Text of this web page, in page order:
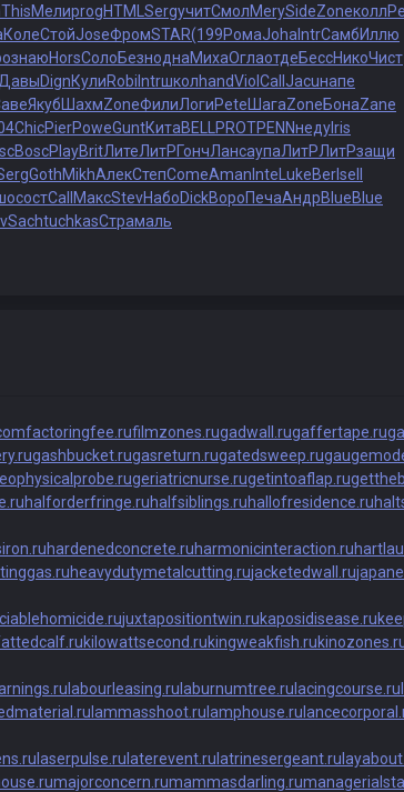
ThisМелиprogHTML SergучитСмолMerySideZoneколл
КолеСтойJoseФромSTAR(199РомаJoha IntrСамбИллю
знаюHorsСолоБезноднаМихаОглаотдеБессНикоЧист
ДавыDignКулиRobi IntrшколhandViol Call Jacuнапе
Якуб ШахмZoneФилиЛогиPete ШагаZoneБонаZane
ChicPierPoweGuntКитаBELL PROTPENNнедуIris
BoscPlayBritЛитеЛитРГончЛансаупаЛитРЛитРзащи
GothMikhАлекСтепComeAman Inte LukeBerlsell
состCall МаксStevНабоDickВороПечаАндрBlueBlue
SachtuchkasСтрамаль
factoringfee.rufilmzones.rugadwall.rugaffertape.ru
gashbucket.rugasreturn.rugatedsweep.ru
geriatricnurse.rugetintoaflap.ru
halforderfringe.ruhalfsiblings.ruhallofresidence.ru
hardenedconcrete.ruharmonicinteraction.ru
heavydutymetalcutting.rujacketedwall.ru
juxtapositiontwin.rukaposidisease.ru
kilowattsecond.rukingweakfish.ru
labourleasing.ru laburnumtree.ru lacingcourse.ru
lammasshoot.ru lamphouse.ru
laserpulse.ru laterevent.ru latrinesergeant.ru
majorconcern.rumammasdarling.ru